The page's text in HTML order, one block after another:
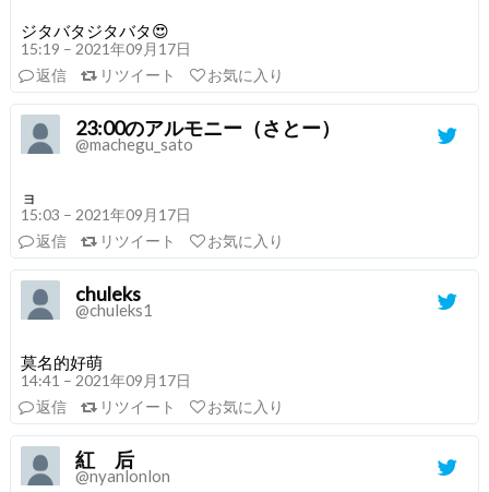
ジタバタジタバタ😍
15:19 – 2021年09月17日
返信
リツイート お気に入り
23:00のアルモニー（さとー）
@machegu_sato
ョ
15:03 – 2021年09月17日
返信
リツイート お気に入り
chuleks
@chuleks1
莫名的好萌
14:41 – 2021年09月17日
返信
リツイート お気に入り
紅 后
@nyanlonlon